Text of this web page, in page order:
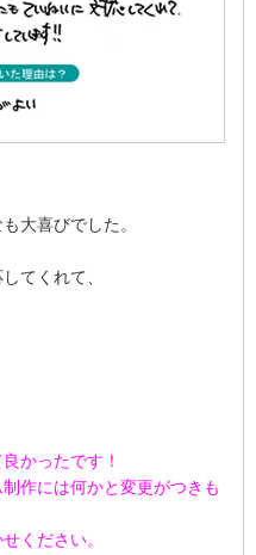
大喜びでした。
てくれて、
かったです！
作には何かと変更がつきも
ください。